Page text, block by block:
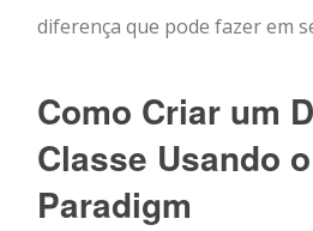
diferença que pode fazer em
Como Criar um
Classe Usando
Paradigm